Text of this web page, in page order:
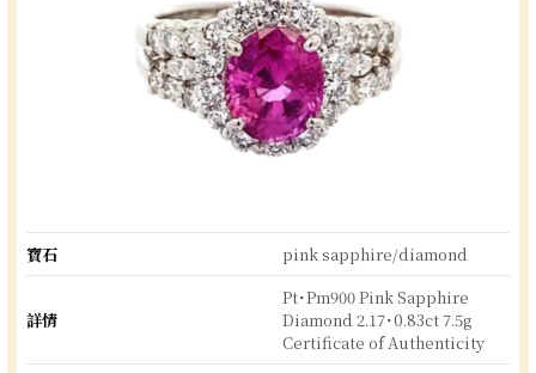
寶石 pink sapphire/diamond
詳情
Pt･Pm900 Pink Sapphire
Diamond 2.17･0.83ct 7.5g
Certificate of Authenticity